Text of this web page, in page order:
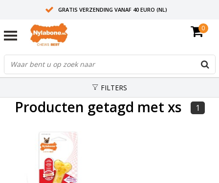
GRATIS VERZENDING VANAF 40 EURO (NL)
0
FILTERS
Producten getagd met xs 1